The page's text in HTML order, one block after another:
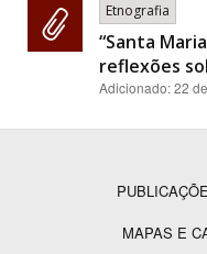
Etnografia
“Santa
reflexões
Adicionado:22
RodapéMAPAS E